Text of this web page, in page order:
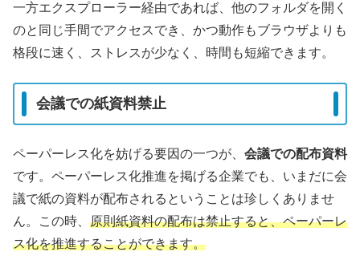
一方エクスプローラー経由であれば、他のフォルダを開く
のと同じ手間でアクセスでき、かつ動作もブラウザよりも
格段に速く、ストレスが少なく、時間も短縮できます。
会議での紙資料禁止
ペーパーレス化を妨げる要因の一つが、 会議での配布資料
です。ペーパーレス化推進を掲げる企業でも、いまだに会
議で紙の資料が配布されるということは珍しくありませ
ん。この時、 原則紙資料の配布は禁止すると、ペーパーレ
ス化を推進することができます。